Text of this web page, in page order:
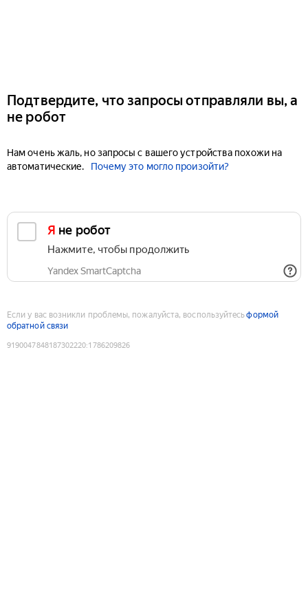
Подтвердите, что запросы отправляли вы, а
не робот
Нам очень жаль, но запросы с вашего устройства похожи на
автоматические.
Почему это могло произойти?
Я не робот
Нажмите, чтобы продолжить
Yandex SmartCaptcha
Если у вас возникли проблемы, пожалуйста, воспользуйтесьформой
обратной связи
9190047848187302220:1786209826